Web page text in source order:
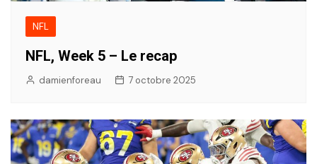
NFL
NFL, Week 5 – Le recap
damienforeau 7 octobre 2025